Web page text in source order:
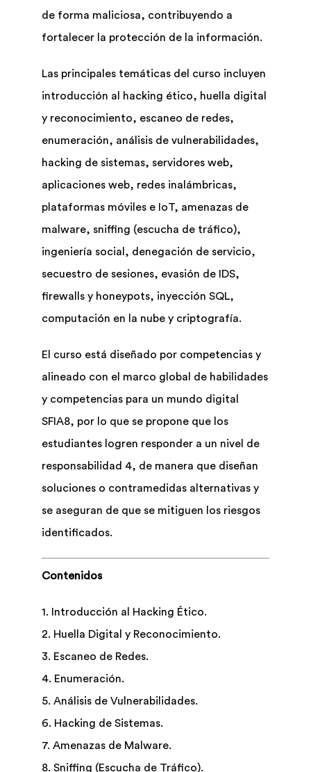
de forma maliciosa, contribuyendo a
fortalecer la protección de la información.
Las principales temáticas del curso incluyen
introducción al hacking ético, huella digital
y reconocimiento, escaneo de redes,
enumeración, análisis de vulnerabilidades,
hacking de sistemas, servidores web,
aplicaciones web, redes inalámbricas,
plataformas móviles e IoT, amenazas de
malware, sniffing (escucha de tráfico),
ingeniería social, denegación de servicio,
secuestro de sesiones, evasión de IDS,
firewalls y honeypots, inyección SQL,
computación en la nube y criptografía.
El curso está diseñado por competencias y
alineado con el marco global de habilidades
y competencias para un mundo digital
SFIA8, por lo que se propone que los
estudiantes logren responder a un nivel de
responsabilidad 4, de manera que diseñan
soluciones o contramedidas alternativas y
se aseguran de que se mitiguen los riesgos
identificados.
Contenidos
1. Introducción al Hacking Ético.
2. Huella Digital y Reconocimiento.
3. Escaneo de Redes.
4. Enumeración.
5. Análisis de Vulnerabilidades.
6. Hacking de Sistemas.
7. Amenazas de Malware.
8. Sniffing (Escucha de Tráfico).